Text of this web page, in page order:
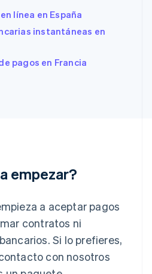
línea en España
instantáneas en
pagos en Francia
empezar?
a aceptar pagos
contratos ni
Si lo prefieres,
con nosotros